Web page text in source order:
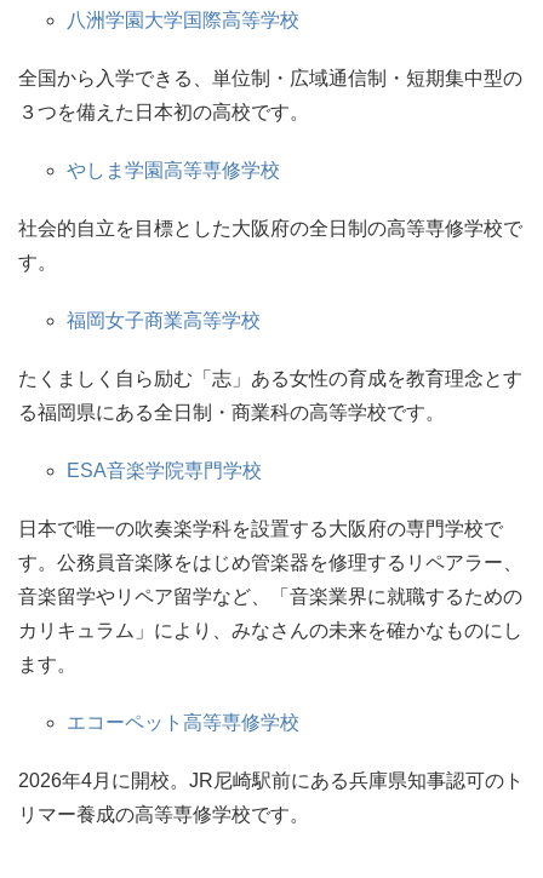
八洲学園大学国際高等学校
全国から入学できる、単位制・広域通信制・短期集中型の
３つを備えた日本初の高校です。
やしま学園高等専修学校
社会的自立を目標とした大阪府の全日制の高等専修学校で
す。
福岡女子商業高等学校
たくましく自ら励む「志」ある女性の育成を教育理念とす
る福岡県にある全日制・商業科の高等学校です。
ESA音楽学院専門学校
日本で唯一の吹奏楽学科を設置する大阪府の専門学校で
す。公務員音楽隊をはじめ管楽器を修理するリペアラー、
音楽留学やリペア留学など、「音楽業界に就職するための
カリキュラム」により、みなさんの未来を確かなものにし
ます。
エコーペット高等専修学校
2026年4月に開校。JR尼崎駅前にある兵庫県知事認可のト
リマー養成の高等専修学校です。